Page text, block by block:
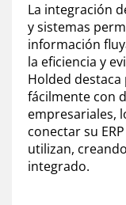
La integración
y sistemas
información
la eficiencia y
Holded
fácilmente con
empresariales,
conectar su
utilizan,
integrado.